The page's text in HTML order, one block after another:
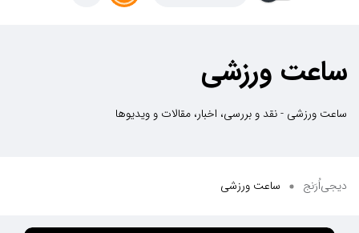
ساعت ورزشی
ساعت ورزشی - نقد و بررسی، اخبار، مقالات و ویدیوها
دیجی‌اُرَنج ساعت ورزشی